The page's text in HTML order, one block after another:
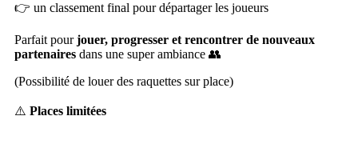
👉 un classement final pour départager les joueurs
Parfait pourjouer, progresser et rencontrer de nouveaux
partenaires dans une super ambiance 👥
(Possibilité de louer des raquettes sur place)
⚠️ Places limitées